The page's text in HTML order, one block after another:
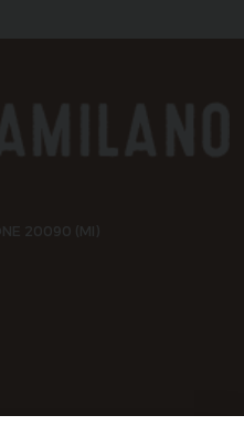
20090 (MI)